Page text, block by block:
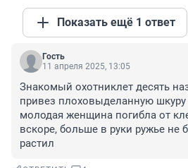
Показать ещё 1 ответ
Гость
11 апреля 2025, 13:05
Знакомый охотниклет десять
привез плоховыделанную
молодая женщина погибла от
вскоре, больше в руки ружье не
растил